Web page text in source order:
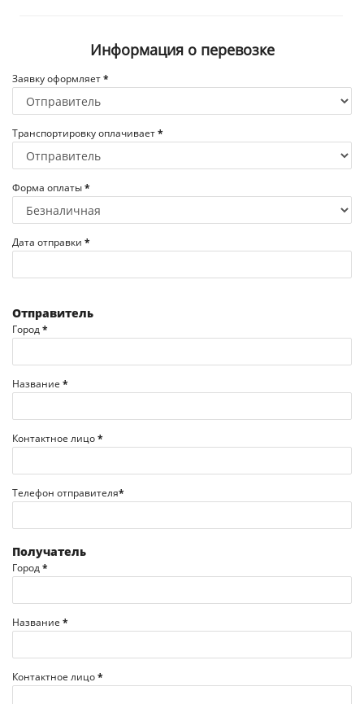
Информация о перевозке
Заявку оформляет*
Транспортировку оплачивает*
Форма оплаты*
Дата отправки *
Отправитель
Город*
Название *
Контактное лицо*
Телефон отправителя*
Получатель
Город*
Название *
Контактное лицо*